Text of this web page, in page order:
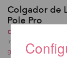
Colgador de
Pole Pro
desde 304,92
incl. 23 % I.V.A. exkl.
gastos de envio